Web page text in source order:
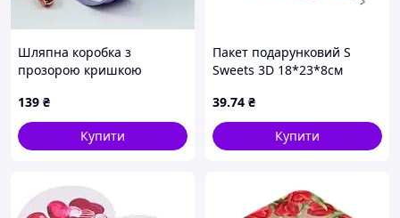
Шляпна коробка з
прозорою кришкою
139 ₴
Купити
Пакет подарунковий S
Sweets 3D 18*23*8см
STENSON
39.74 ₴
Купити